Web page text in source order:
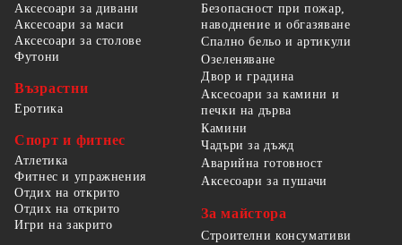
Аксесоари за дивани
Аксесоари за маси
Аксесоари за столове
Футони
Възрастни
Еротика
Спорт и фитнес
Атлетика
Фитнес и упражнения
Отдих на открито
Отдих на открито
Игри на закрито
Безопасност при пожар,
наводнение и обгазяване
Спално бельо и артикули
Озеленяване
Двор и градина
Аксесоари за камини и
печки на дърва
Камини
Чадъри за дъжд
Аварийна готовност
Аксесоари за пушачи
За майстора
Строителни консумативи